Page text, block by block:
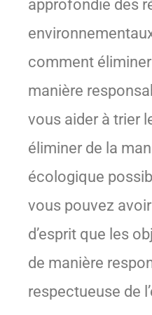
approfondie des
comment
manière
vous aider à trier
éliminer de la
écologique
vous pouvez
d’esprit que les
de manière
respectueuse de